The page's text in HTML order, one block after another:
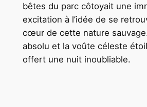
bêtes du parc côtoyait une
excitation à l’idée de se
cœur de cette nature
absolu et la voûte céleste
offert une nuit inoubliable.